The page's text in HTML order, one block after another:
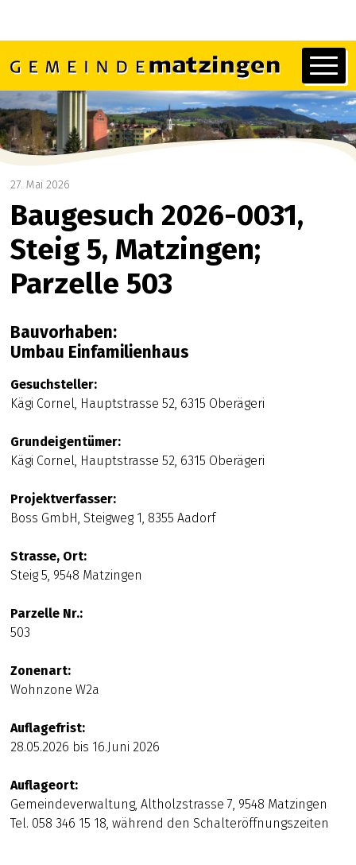
Baugesuch 2026-0031,
Steig 5, Matzingen;
Parzelle 503
27. Mai 2026
Bauvorhaben:
Umbau Einfamilienhaus
Gesuchsteller:
Kägi Cornel, Hauptstrasse 52, 6315 Oberägeri
Grundeigentümer:
Kägi Cornel, Hauptstrasse 52, 6315 Oberägeri
Projektverfasser:
Boss GmbH, Steigweg 1, 8355 Aadorf
Strasse, Ort:
Steig 5, 9548 Matzingen
Parzelle Nr.:
503
Zonenart:
Wohnzone W2a
Auflagefrist:
28.05.2026 bis 16.Juni 2026
Auflageort:
Gemeindeverwaltung, Altholzstrasse 7, 9548 Matzingen
Tel. 058 346 15 18, während den Schalteröffnungszeiten